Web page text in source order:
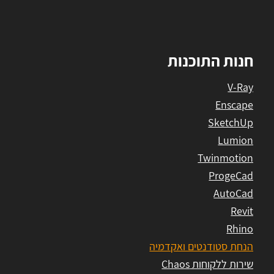
חנות התוכנות
V-Ray
Enscape
SketchUp
Lumion
Twinmotion
ProgeCad
AutoCad
Revit
Rhino
הנחת סטודנטים ואקדמיה
שירות ללקוחות Chaos